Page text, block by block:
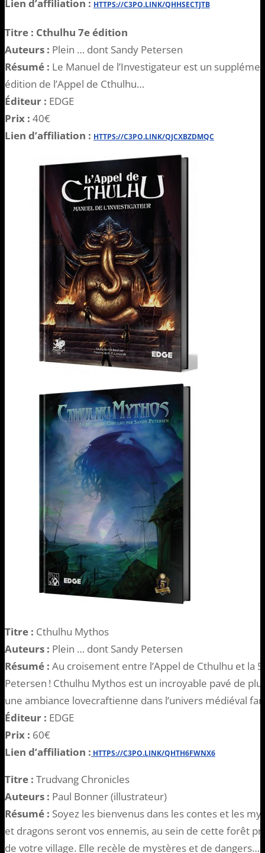
Lien d’affiliation : HTTPS://C3PO.LINK/QHHSECTJTB
Titre : Cthulhu 7e édition
Auteurs : Plein … dont Sandy Petersen
Résumé : Le Manuel de l’Investigateur est un
édition de l’Appel de Cthulhu…
Éditeur : EDGE
Prix : 40€
Lien d’affiliation : HTTPS://C3PO.LINK/QJCXBZDMQC
Titre : Cthulhu Mythos
Auteurs : Plein … dont Sandy Petersen
Résumé : Au croisement entre l’Appel de Cthulhu et la
Petersen ! Cthulhu Mythos est un incroyable pavé de
une ambiance lovecraftienne dans l’univers médiéval
Éditeur : EDGE
Prix : 60€
Lien d’affiliation : HTTPS://C3PO.LINK/QHTH6FWNX6
Titre : Trudvang Chronicles
Auteurs : Paul Bonner (illustrateur)
Résumé : Soyez les bienvenus dans les contes et les
et dragons seront vos ennemis, au sein de cette forêt
de votre village. Elle recèle de mystères et de dangers…